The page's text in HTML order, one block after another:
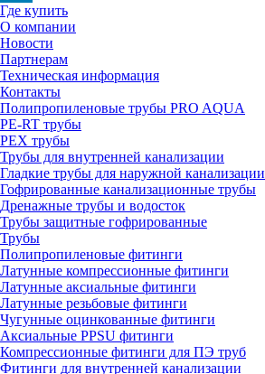
Где купить
О компании
Новости
Партнерам
Техническая информация
Контакты
Полипропиленовые трубы PRO AQUA
PE-RT трубы
PEX трубы
Трубы для внутренней канализации
Гладкие трубы для наружной канализации
Гофрированные канализационные трубы
Дренажные трубы и водосток
Трубы защитные гофрированные
Трубы
Полипропиленовые фитинги
Латунные компрессионные фитинги
Латунные аксиальные фитинги
Латунные резьбовые фитинги
Чугунные оцинкованные фитинги
Аксиальные PPSU фитинги
Компрессионные фитинги для ПЭ труб
Фитинги для внутренней канализации